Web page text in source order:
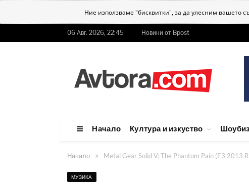
Ние използваме "бисквитки", за да улесним вашето
06 Авг. 2026, 22:45 Новини от Bpost
Начало Култура и изкуство
Начало » Metal Gear Solid V: The Phantom Pain (E3 2013
МУЗИКА